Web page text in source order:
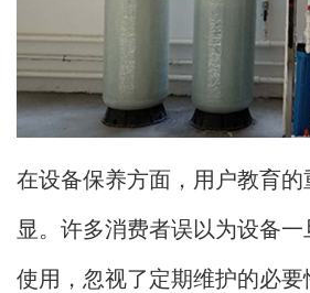
在设备保养方面，用户教育的
显。许多消费者误以为设备一
使用，忽视了定期维护的必